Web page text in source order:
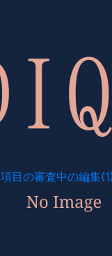
項目の審査中の編集(1)